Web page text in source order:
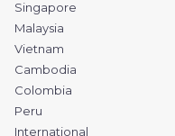
Singapore
Malaysia
Vietnam
Cambodia
Colombia
Peru
International